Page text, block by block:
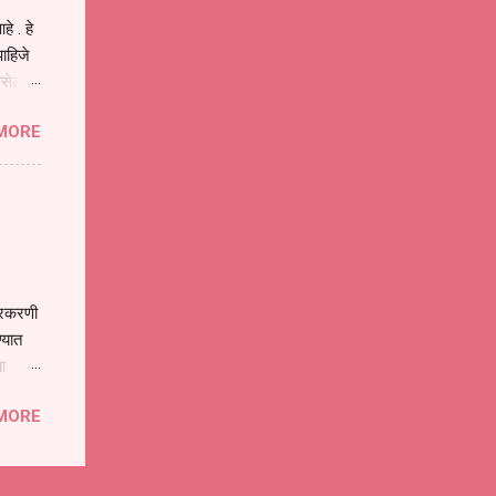
. हे
.
या
आहे